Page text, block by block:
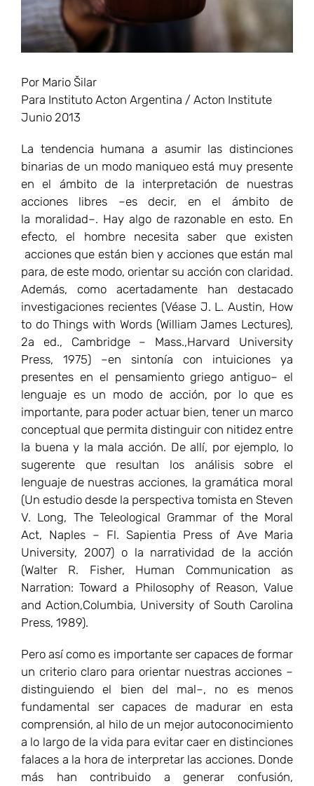
Por Mario Šilar
Para Instituto Acton Argentina / Acton Institute
Junio 2013
La tendencia humana a asumir las distinciones
binarias de un modo maniqueo está muy presente
en el ámbito de la interpretación de nuestras
acciones libres –es decir, en el ámbito de
la moralidad–. Hay algo de razonable en esto. En
efecto, el hombre necesita saber que existen
acciones que están bien y acciones que están mal
para, de este modo, orientar su acción con claridad.
Además, como acertadamente han destacado
investigaciones recientes (Véase J. L. Austin, How
to do Things with Words (William James Lectures),
2a ed., Cambridge – Mass.,Harvard University
Press, 1975) –en sintonía con intuiciones ya
presentes en el pensamiento griego antiguo– el
lenguaje es un modo de acción, por lo que es
importante, para poder actuar bien, tener un marco
conceptual que permita distinguir con nitidez entre
la buena y la mala acción. De allí, por ejemplo, lo
sugerente que resultan los análisis sobre el
lenguaje de nuestras acciones, la gramática moral
(Un estudio desde la perspectiva tomista en Steven
V. Long, The Teleological Grammar of the Moral
Act, Naples – Fl. Sapientia Press of Ave Maria
University, 2007) o la narratividad de la acción
(Walter R. Fisher, Human Communication as
Narration: Toward a Philosophy of Reason, Value
and Action,Columbia, University of South Carolina
Press, 1989).
Pero así como es importante ser capaces de formar
un criterio claro para orientar nuestras acciones –
distinguiendo el bien del mal–, no es menos
fundamental ser capaces de madurar en esta
comprensión, al hilo de un mejor autoconocimiento
a lo largo de la vida para evitar caer en distinciones
falaces a la hora de interpretar las acciones. Donde
más han contribuido a generar confusión,